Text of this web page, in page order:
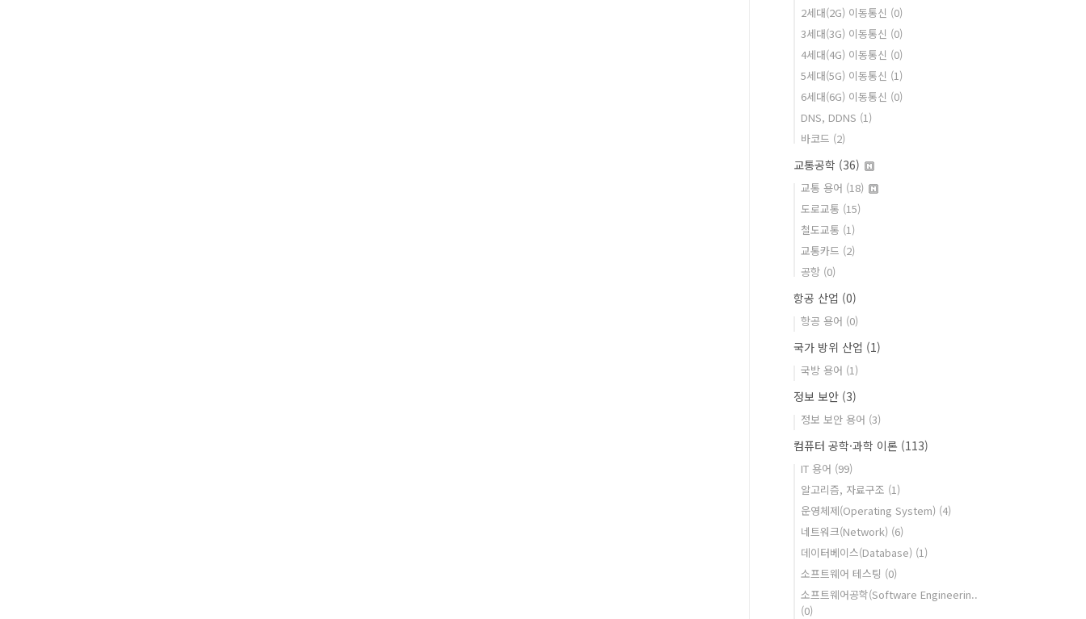
2세대(2G) 이동통신 (0)
3세대(3G) 이동통신 (0)
4세대(4G) 이동통신 (0)
5세대(5G) 이동통신 (1)
6세대(6G) 이동통신 (0)
DNS, DDNS (1)
바코드 (2)
교통공학 (36)
교통 용어 (18)
도로교통 (15)
철도교통 (1)
교통카드 (2)
공항 (0)
항공 산업 (0)
항공 용어 (0)
국가 방위 산업 (1)
국방 용어 (1)
정보 보안 (3)
정보 보안 용어 (3)
컴퓨터 공학·과학 이론 (113)
IT 용어 (99)
알고리즘, 자료구조 (1)
운영체제(Operating System) (4)
네트워크(Network) (6)
데이터베이스(Database) (1)
소프트웨어 테스팅 (0)
소프트웨어공학(Software Engineerin..
(0)